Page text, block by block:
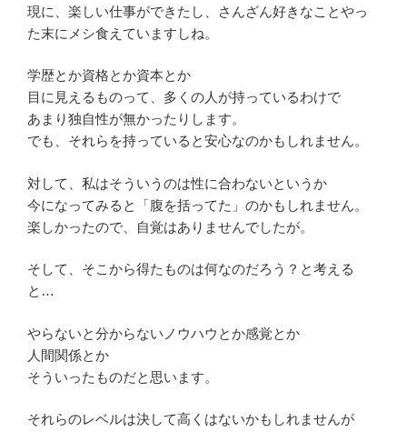
現に、楽しい仕事ができたし、さんざん好きなことやっ
た末にメシ食えていますしね。
学歴とか資格とか資本とか
目に見えるものって、多くの人が持っているわけで
あまり独自性が無かったりします。
でも、それらを持っていると安心なのかもしれません。
対して、私はそういうのは性に合わないというか
今になってみると「腹を括ってた」のかもしれません。
楽しかったので、自覚はありませんでしたが。
そして、そこから得たものは何なのだろう？と考える
と…
やらないと分からないノウハウとか感覚とか
人間関係とか
そういったものだと思います。
それらのレベルは決して高くはないかもしれませんが